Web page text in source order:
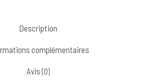
Description
complémentaires
Avis (0)